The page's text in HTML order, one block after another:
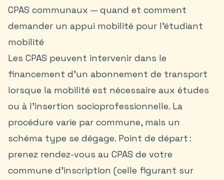
CPAS communaux — quand et comment
demander un appui mobilité pour l’étudiant
mobilité
Les CPAS peuvent intervenir dans le
financement d’un abonnement de transport
lorsque la mobilité est nécessaire aux études
ou à l’insertion socioprofessionnelle. La
procédure varie par commune, mais un
schéma type se dégage. Point de départ :
prenez rendez-vous au CPAS de votre
commune d’inscription (celle figurant sur